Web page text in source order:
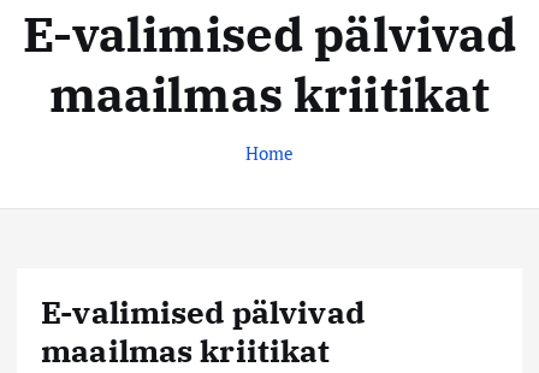
s
e
e
s
s
E-valimised pälvivad
maailmas kriitikat
Home
E-valimised pälvivad
maailmas kriitikat